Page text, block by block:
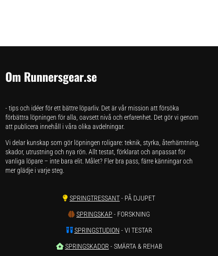
Om Runnersgear.se
- tips och idéer för ett bättre löparliv. Det är vår mission att försöka
förbättra löpningen för alla, oavsett nivå och erfarenhet. Det gör vi genom
att publicera innehåll i våra olika avdelningar.
Vi delar kunskap som gör löpningen roligare: teknik, styrka, återhämtning,
skador, utrustning och nya rön. Allt testat, förklarat och anpassat för
vanliga löpare – inte bara elit. Målet? Fler bra pass, färre känningar och
mer glädje i varje steg.
SPRINGTRESSANT- PÅ DJUPET
SPRINGSKAP - FORSKNING
SPRINGSTUDION - VI TESTAR
SPRINGSKADOR - SMÄRTA & REHAB